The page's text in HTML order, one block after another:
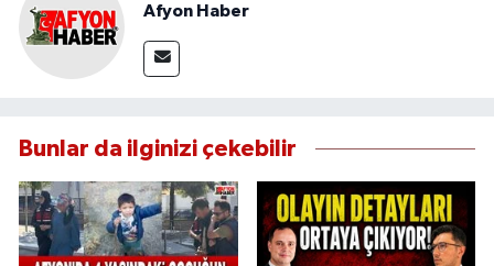
Afyon Haber
Bunlar da ilginizi çekebilir